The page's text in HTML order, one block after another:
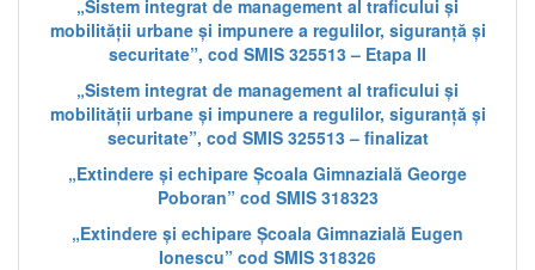
„Sistem integrat de management al traficului și
mobilității urbane și impunere a regulilor, siguranță și
securitate”, cod SMIS 325513 – Etapa II
„Sistem integrat de management al traficului și
mobilității urbane și impunere a regulilor, siguranță și
securitate”, cod SMIS 325513 – finalizat
„Extindere și echipare Școala Gimnazială George
Poboran” cod SMIS 318323
„Extindere și echipare Școala Gimnazială Eugen
Ionescu” cod SMIS 318326